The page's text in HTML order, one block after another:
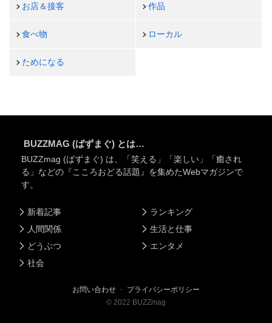
お店＆接客 作品
食べ物 ローカル
ためになる
BUZZMAG (ばずまぐ) とは…
BUZZmag (ばずまぐ) は、「笑える」「楽しい」「癒され
る」などの『こころおどる話題』を集めたWebマガジンで
す。
新着記事
人間関係
どうぶつ
社会
ランキング
生活と仕事
エンタメ
お問い合わせ ・ プライバシーポリシー
© 2022 BUZZmag